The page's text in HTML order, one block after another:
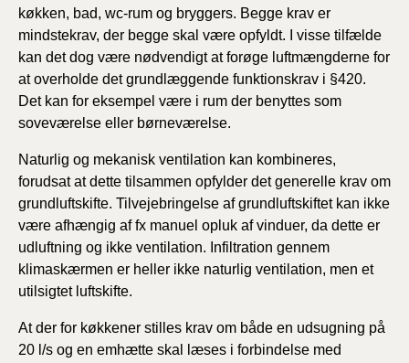
køkken, bad, wc-rum og bryggers. Begge krav er
mindstekrav, der begge skal være opfyldt. I visse tilfælde
kan det dog være nødvendigt at forøge luftmængderne for
at overholde det grundlæggende funktionskrav i §420.
Det kan for eksempel være i rum der benyttes som
soveværelse eller børneværelse.
Naturlig og mekanisk ventilation kan kombineres,
forudsat at dette tilsammen opfylder det generelle krav om
grundluftskifte. Tilvejebringelse af grundluftskiftet kan ikke
være afhængig af fx manuel opluk af vinduer, da dette er
udluftning og ikke ventilation. Infiltration gennem
klimaskærmen er heller ikke naturlig ventilation, men et
utilsigtet luftskifte.
At der for køkkener stilles krav om både en udsugning på
20 l/s og en emhætte skal læses i forbindelse med